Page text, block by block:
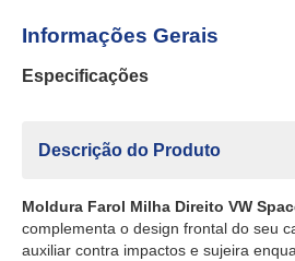
Informações Gerais
Especificações
Descrição do Produto
Moldura Farol Milha Direito VW
complementa o design frontal do seu
auxiliar contra impactos e sujeira